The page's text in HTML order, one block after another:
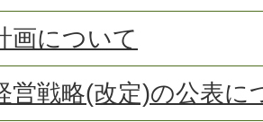
画について
営戦略(改定)の公表に